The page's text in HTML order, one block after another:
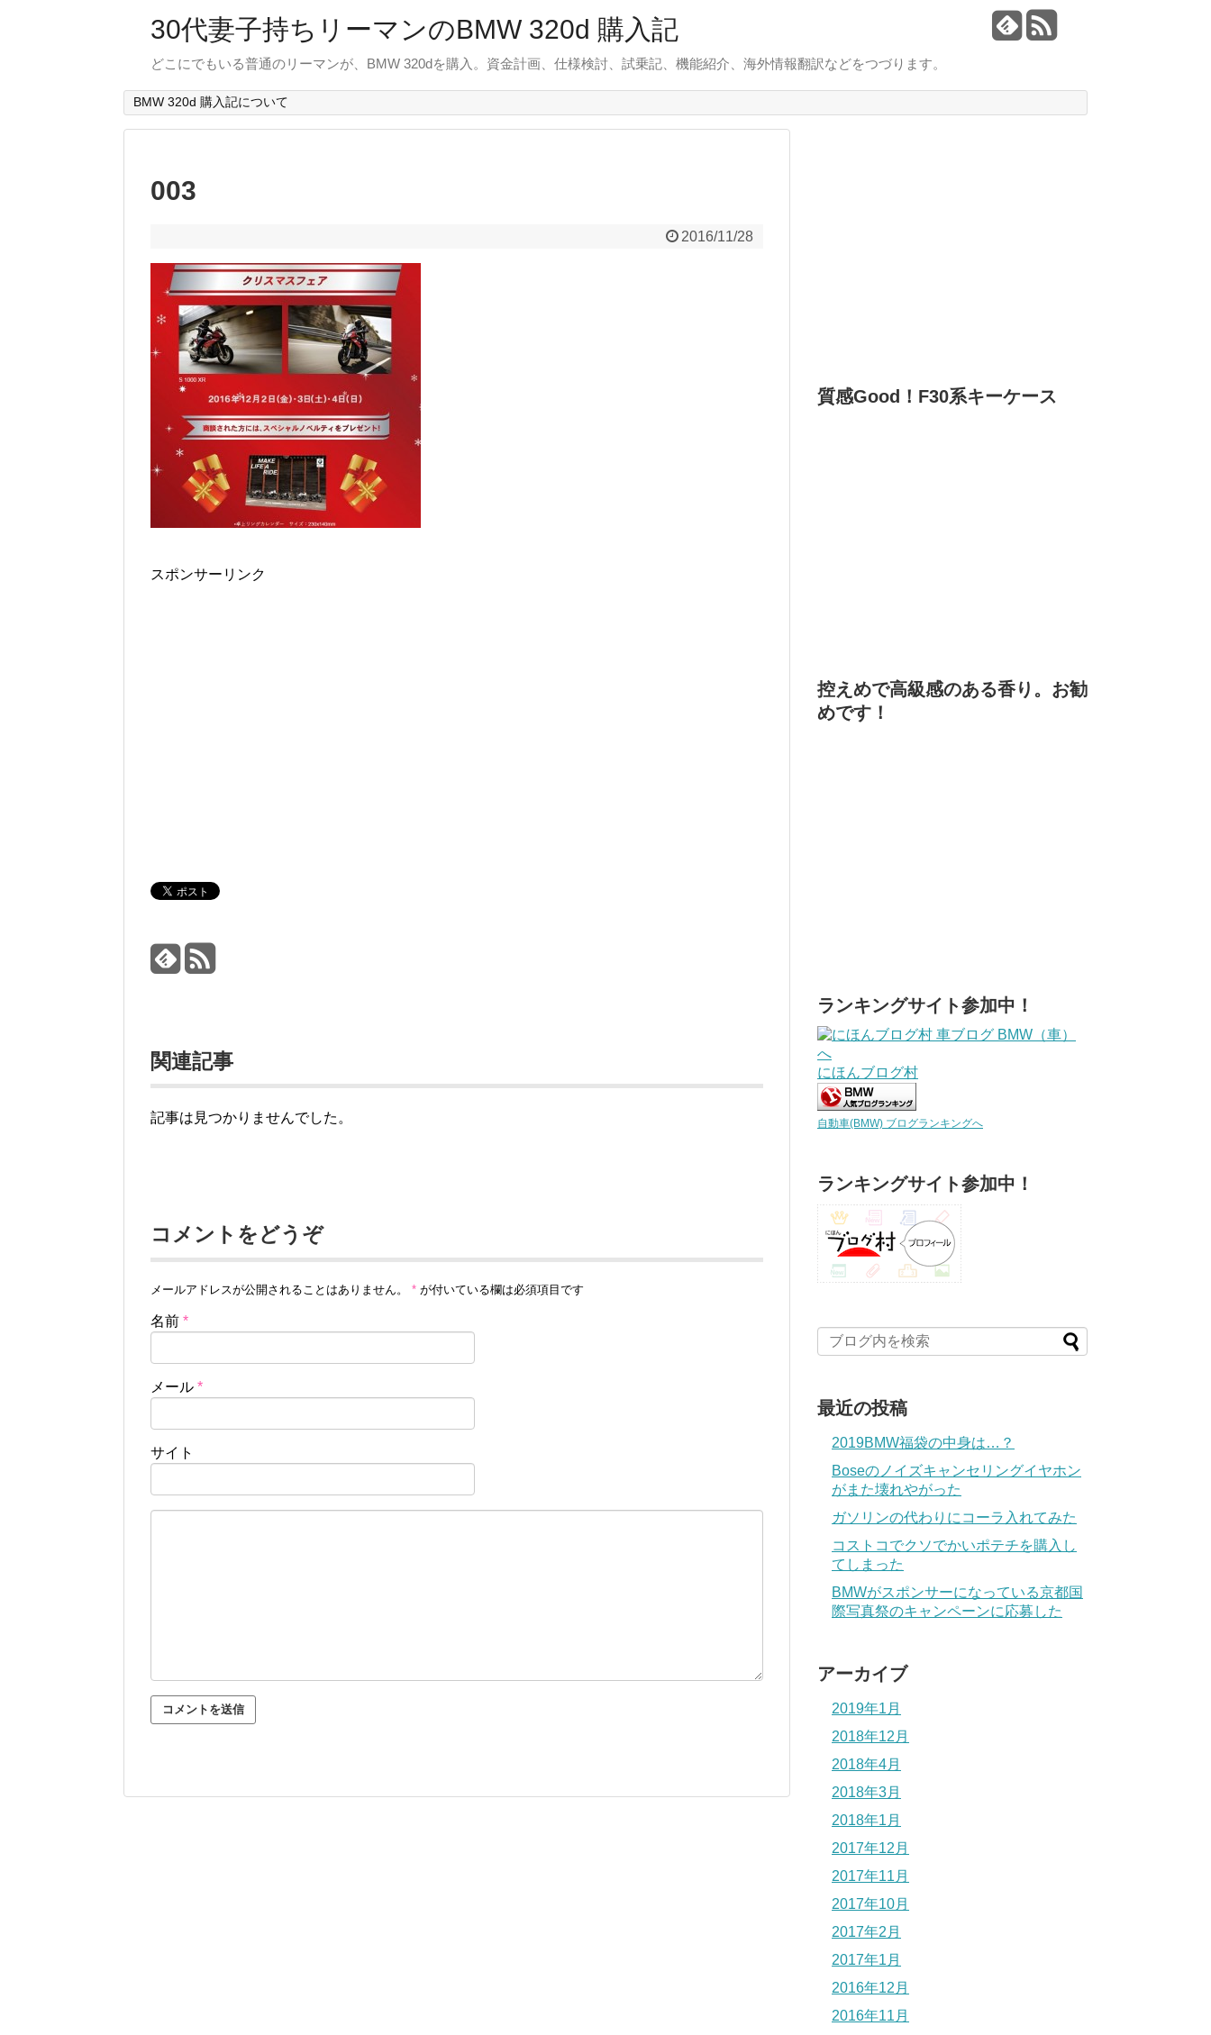
30代妻子持ちリーマンのBMW 320d 購入記
どこにでもいる普通のリーマンが、BMW 320dを購入。資金計画、仕様検討、試乗記、機能紹介、海外情報翻訳などをつづります。
BMW 320d 購入記について
003
2016/11/28
スポンサーリンク
関連記事
記事は見つかりませんでした。
コメントをどうぞ
メールアドレスが公開されることはありません。 * が付いている欄は必須項目です
名前 *
メール *
サイト
質感Good！F30系キーケース
控えめで高級感のある香り。お勧
めです！
ランキングサイト参加中！
にほんブログ村
自動車(BMW) ブログランキングへ
ランキングサイト参加中！
最近の投稿
2019BMW福袋の中身は…？
Boseのノイズキャンセリングイヤホン
がまた壊れやがった
ガソリンの代わりにコーラ入れてみた
コストコでクソでかいポテチを購入し
てしまった
BMWがスポンサーになっている京都国
際写真祭のキャンペーンに応募した
アーカイブ
2019年1月
2018年12月
2018年4月
2018年3月
2018年1月
2017年12月
2017年11月
2017年10月
2017年2月
2017年1月
2016年12月
2016年11月